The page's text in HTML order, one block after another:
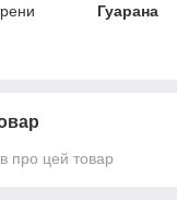
Гуарана
про цей товар